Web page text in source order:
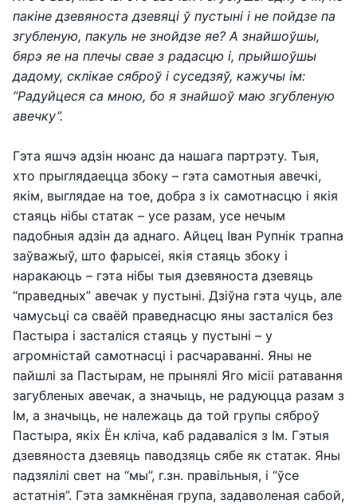
пакіне дзевяноста дзевяці ў пустыні і не пойдзе па
згубленую, пакуль не знойдзе яе? А знайшоўшы,
бярэ яе на плечы свае з радасцю і, прыйшоўшы
дадому, склікае сяброў і суседзяў, кажучы ім:
“Радуйцеся са мною, бо я знайшоў маю згубленую
авечку”.
Гэта яшчэ адзін нюанс да нашага партрэту. Тыя,
хто прыглядаецца збоку – гэта самотныя авечкі,
якім, выглядае на тое, добра з іх самотнасцю і якія
стаяць нібы статак – усе разам, усе нечым
падобныя адзін да аднаго. Айцец Іван Рупнік трапна
заўважыў, што фарысеі, якія стаяць збоку і
наракаюць – гэта нібы тыя дзевяноста дзевяць
“праведных” авечак у пустыні. Дзіўна гэта чуць, але
чамусьці са сваёй праведнасцю яны засталіся без
Пастыра і засталіся стаяць у пустыні – у
агромністай самотнасці і расчараванні. Яны не
пайшлі за Пастырам, не прынялі Яго місіі ратавання
загубленых авечак, а значыць, не радуюцца разам з
Ім, а значыць, не належаць да той групы сяброў
Пастыра, якіх Ён кліча, каб радаваліся з Ім. Гэтыя
дзевяноста дзевяць паводзяць сябе як статак. Яны
падзялілі свет на “мы”, г.зн. правільныя, і “ўсе
астатнія”. Гэта замкнёная група, задаволеная сабой,